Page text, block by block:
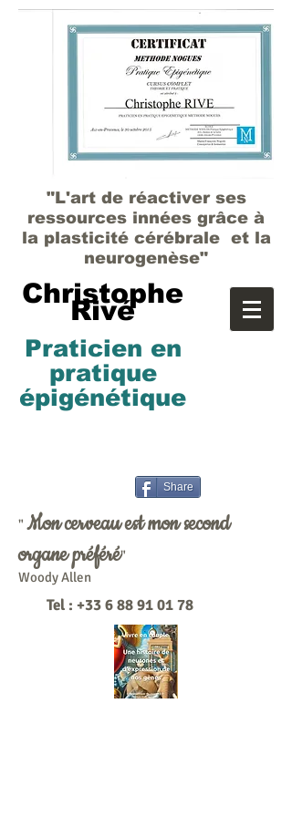
"L'art de réactiver ses
ressources innées grâce à
la plasticité cérébrale et la
neurogenèse"
Christophe
Rivé
Praticien en
pratique
épigénétique
Share
" Mon cerveau est mon second
organe préféré"
Woody Allen
Tel : +33 6 88 91 01 78